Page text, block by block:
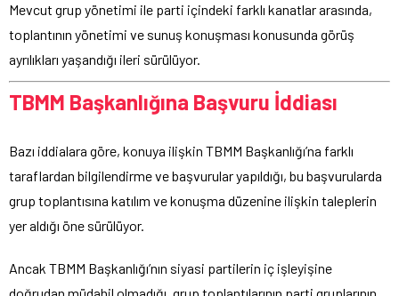
Mevcut grup yönetimi ile parti içindeki farklı kanatlar arasında,
toplantının yönetimi ve sunuş konuşması konusunda görüş
ayrılıkları yaşandığı ileri sürülüyor.
TBMM Başkanlığına Başvuru İddiası
Bazı iddialara göre, konuya ilişkin TBMM Başkanlığı’na farklı
taraflardan bilgilendirme ve başvurular yapıldığı, bu başvurularda
grup toplantısına katılım ve konuşma düzenine ilişkin taleplerin
yer aldığı öne sürülüyor.
Ancak TBMM Başkanlığı’nın siyasi partilerin iç işleyişine